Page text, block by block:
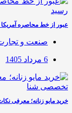
عبور از خط محاصره آمریکا
صنعت و
6 مرداد 1405
خرید مایو زنانه؛ معرفی